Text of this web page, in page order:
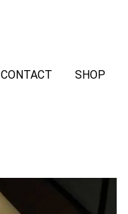
CONTACT SHOP